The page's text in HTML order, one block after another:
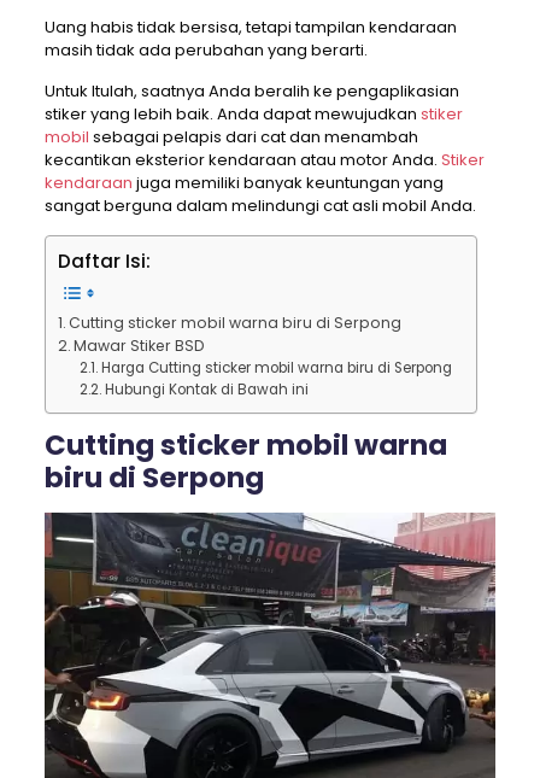
Uang habis tidak bersisa, tetapi tampilan kendaraan
masih tidak ada perubahan yang berarti.
Untuk Itulah, saatnya Anda beralih ke pengaplikasian
stiker yang lebih baik. Anda dapat mewujudkan stiker
mobil sebagai pelapis dari cat dan menambah
kecantikan eksterior kendaraan atau motor Anda. Stiker
kendaraan juga memiliki banyak keuntungan yang
sangat berguna dalam melindungi cat asli mobil Anda.
Daftar Isi:
Cutting sticker mobil warna biru di Serpong
Mawar Stiker BSD
Harga Cutting sticker mobil warna biru di Serpong
Hubungi Kontak di Bawah ini
Cutting sticker mobil warna
biru di Serpong